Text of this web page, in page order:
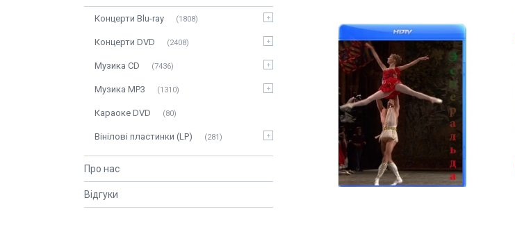
Концерти Blu-ray 1808
Концерти DVD 2408
Музика CD 7436
Музика MP3 1310
Караоке DVD 80
Вінілові пластинки (LP) 281
Про нас
Відгуки